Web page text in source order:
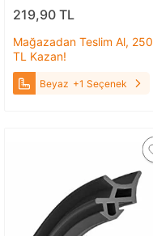
219,90 TL
Mağazadan Teslim Al, 250
TL Kazan!
Beyaz +1 Seçenek